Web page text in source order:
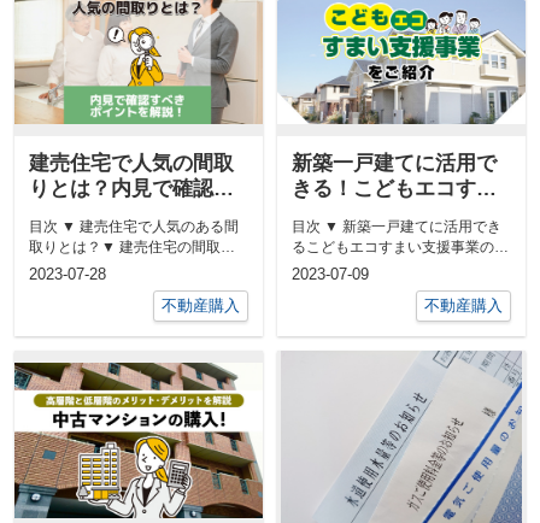
建売住宅で人気の間取
りとは？内見で確認す
目次 ▼ 建売住宅で人気のある間
取りとは？▼ 建売住宅の間取り
を内見時に確認すべきポイント▼
2023-07-28
不動産購入
新築一戸建てに活用で
きる！こどもエコすま
目次 ▼ 新築一戸建てに活用でき
るこどもエコすまい支援事業の概
要▼ 新築一戸建てに活用できる
2023-07-09
不動産購入